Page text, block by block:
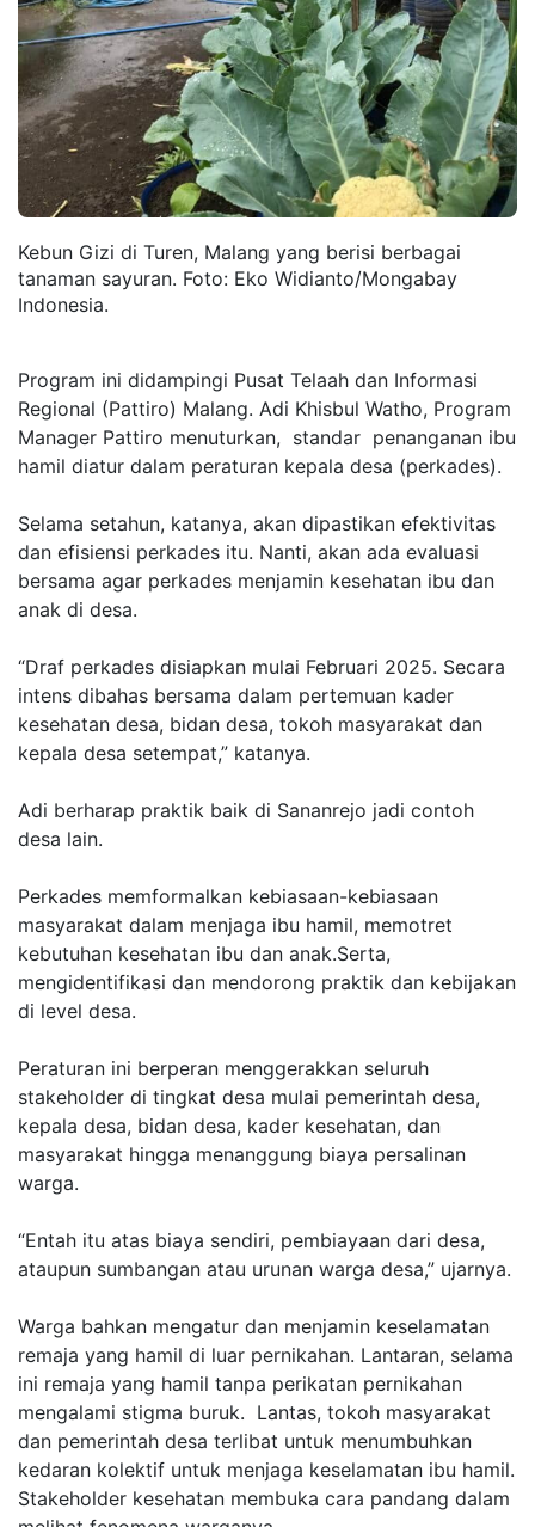
Kebun Gizi di Turen, Malang yang berisi berbagai
tanaman sayuran. Foto: Eko Widianto/Mongabay
Indonesia.
Program ini didampingi Pusat Telaah dan Informasi
Regional (Pattiro) Malang. Adi Khisbul Watho, Program
Manager Pattiro menuturkan, standar penanganan ibu
hamil diatur dalam peraturan kepala desa (perkades).
Selama setahun, katanya, akan dipastikan efektivitas
dan efisiensi perkades itu. Nanti, akan ada evaluasi
bersama agar perkades menjamin kesehatan ibu dan
anak di desa.
“Draf perkades disiapkan mulai Februari 2025. Secara
intens dibahas bersama dalam pertemuan kader
kesehatan desa, bidan desa, tokoh masyarakat dan
kepala desa setempat,” katanya.
Adi berharap praktik baik di Sananrejo jadi contoh
desa lain.
Perkades memformalkan kebiasaan-kebiasaan
masyarakat dalam menjaga ibu hamil, memotret
kebutuhan kesehatan ibu dan anak.Serta,
mengidentifikasi dan mendorong praktik dan kebijakan
di level desa.
Peraturan ini berperan menggerakkan seluruh
stakeholder di tingkat desa mulai pemerintah desa,
kepala desa, bidan desa, kader kesehatan, dan
masyarakat hingga menanggung biaya persalinan
warga.
“Entah itu atas biaya sendiri, pembiayaan dari desa,
ataupun sumbangan atau urunan warga desa,” ujarnya.
Warga bahkan mengatur dan menjamin keselamatan
remaja yang hamil di luar pernikahan. Lantaran, selama
ini remaja yang hamil tanpa perikatan pernikahan
mengalami stigma buruk. Lantas, tokoh masyarakat
dan pemerintah desa terlibat untuk menumbuhkan
kedaran kolektif untuk menjaga keselamatan ibu hamil.
Stakeholder kesehatan membuka cara pandang dalam